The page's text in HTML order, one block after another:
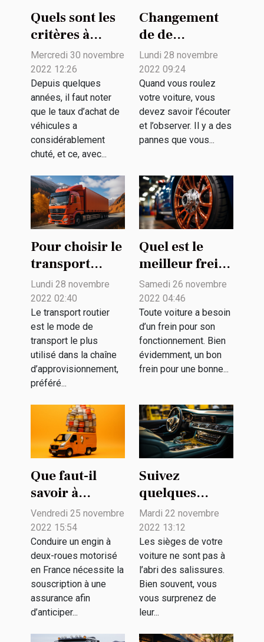
Quels sont les
critères à
prendre en
compte pour
choisir entre
l’achat et la
location de
voiture ?
Mercredi 30 novembre
2022 12:26
Depuis quelques
années, il faut noter
que le taux d’achat de
véhicules a
considérablement
chuté, et ce, avec...
Changement
de de
roulement
avant arrière
de voiture: que
faut-il savoir ?
Lundi 28 novembre
2022 09:24
Quand vous roulez
votre voiture, vous
devez savoir l’écouter
et l’observer. Il y a des
pannes que vous...
Pour choisir le
transport
routier pour
ses
marchandises
?
Lundi 28 novembre
2022 02:40
Le transport routier
est le mode de
transport le plus
utilisé dans la chaîne
d’approvisionnement,
préféré...
Quel est le
meilleur frein
pour votre
voiture ?
Samedi 26 novembre
2022 04:46
Toute voiture a besoin
d’un frein pour son
fonctionnement. Bien
évidemment, un bon
frein pour une bonne...
Que faut-il
savoir à
propos de
l’assurance
jeune
conducteur A2
?
Vendredi 25 novembre
2022 15:54
Conduire un engin à
deux-roues motorisé
en France nécessite la
souscription à une
assurance afin
d’anticiper...
Suivez
quelques
conseils
pratiques pour
le nettoyage de
votre véhicule
Mardi 22 novembre
2022 13:12
Les sièges de votre
voiture ne sont pas à
l’abri des salissures.
Bien souvent, vous
vous surprenez de
leur...